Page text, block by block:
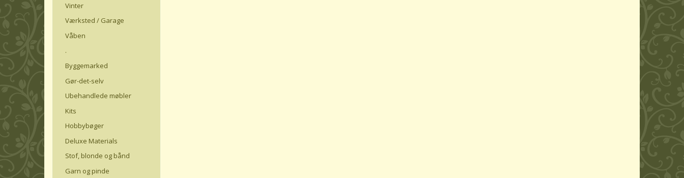
Vinter
Værksted / Garage
Våben
.
Byggemarked
Gør-det-selv
Ubehandlede møbler
Kits
Hobbybøger
Deluxe Materials
Stof, blonde og bånd
Garn og pinde